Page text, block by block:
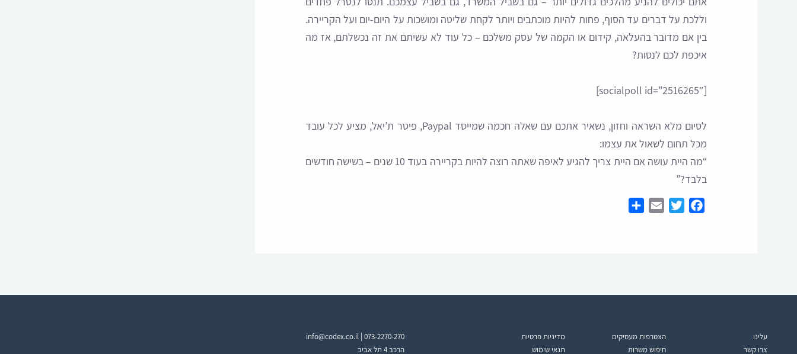
וללכת על דברים עד הסוף, פחות להיות מוכתבים ויותר לקחת שליטה ומושכות על היום-יום ועל הקריירה.
בין אם מדובר בהעלאה, קידום או הקמה של עסק משלכם – כל עוד לא עשיתם את זה נכשלתם, אז מה
איכפת לכם לנסות?
[socialpoll id=”2516265″]
לסיום מלא השראה וחזון, נשאיר אתכם עם שאלה חכמה שמייסד Paypal, פיטר ת’יאל, מציע לכל עובד
מכל תחום לשאול את עצמו:
“מה היית עושה אם היית צריך להגיע לאיפה שאתה רוצה להיות בקריירה בעוד 10 שנים – בשישה חודשים
בלבד?”
Facebook
Twitter
Email
עלינו
צרו קשר
הצטרפות מעסיקים
חיפוש משרות
מדיניות פרטיות
תנאי שימוש
info@codex.co.il | 073-2270-270
הרכב 4 תל אביב